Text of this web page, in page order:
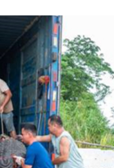
應對新型作戰方式
林」文藝生態展現國際傳播力量
月低位